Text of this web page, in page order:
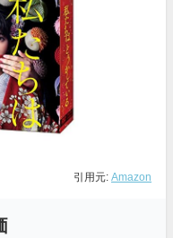
引用元: Amazon